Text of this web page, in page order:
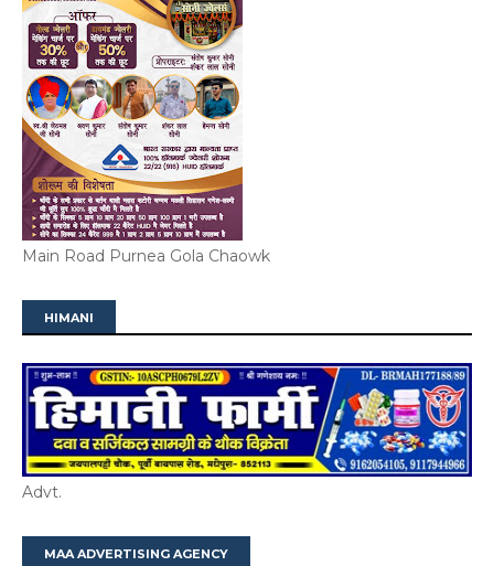
Main Road Purnea Gola Chaowk
HIMANI
Advt.
MAA ADVERTISING AGENCY